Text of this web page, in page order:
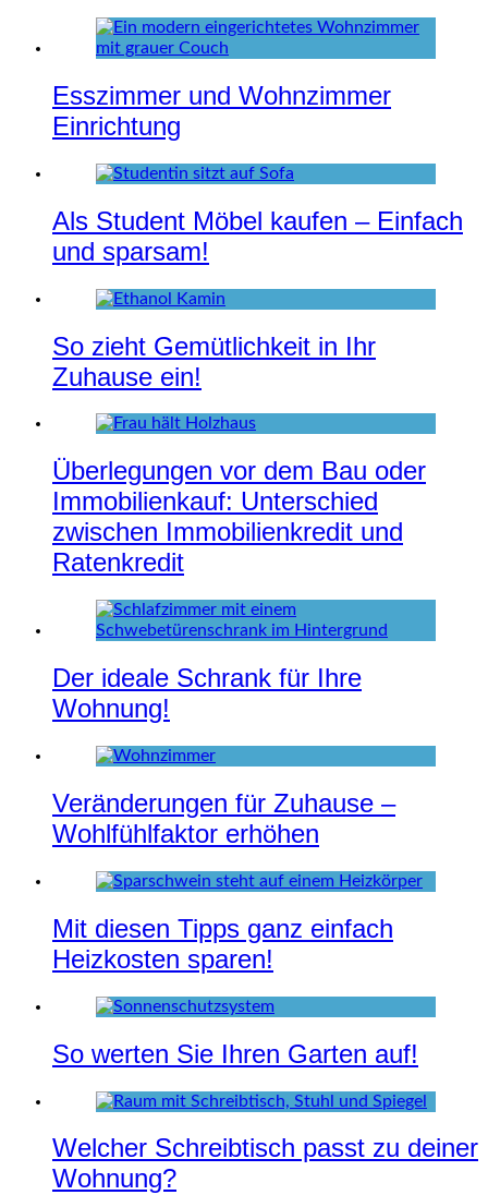
Esszimmer und Wohnzimmer
Einrichtung
Als Student Möbel kaufen – Einfach
und sparsam!
So zieht Gemütlichkeit in Ihr
Zuhause ein!
Überlegungen vor dem Bau oder
Immobilienkauf: Unterschied
zwischen Immobilienkredit und
Ratenkredit
Der ideale Schrank für Ihre
Wohnung!
Veränderungen für Zuhause –
Wohlfühlfaktor erhöhen
Mit diesen Tipps ganz einfach
Heizkosten sparen!
So werten Sie Ihren Garten auf!
Welcher Schreibtisch passt zu deiner
Wohnung?